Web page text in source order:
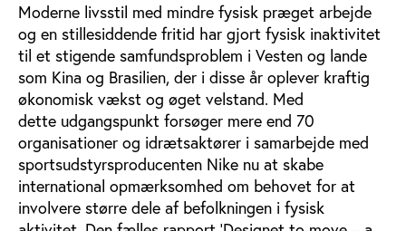
Moderne livsstil med mindre fysisk præget arbejde
og en stillesiddende fritid har gjort fysisk inaktivitet
til et stigende samfundsproblem i Vesten og lande
som Kina og Brasilien, der i disse år oplever kraftig
økonomisk vækst og øget velstand. Med
dette udgangspunkt forsøger mere end 70
organisationer og idrætsaktører i samarbejde med
sportsudstyrsproducenten Nike nu at skabe
international opmærksomhed om behovet for at
involvere større dele af befolkningen i fysisk